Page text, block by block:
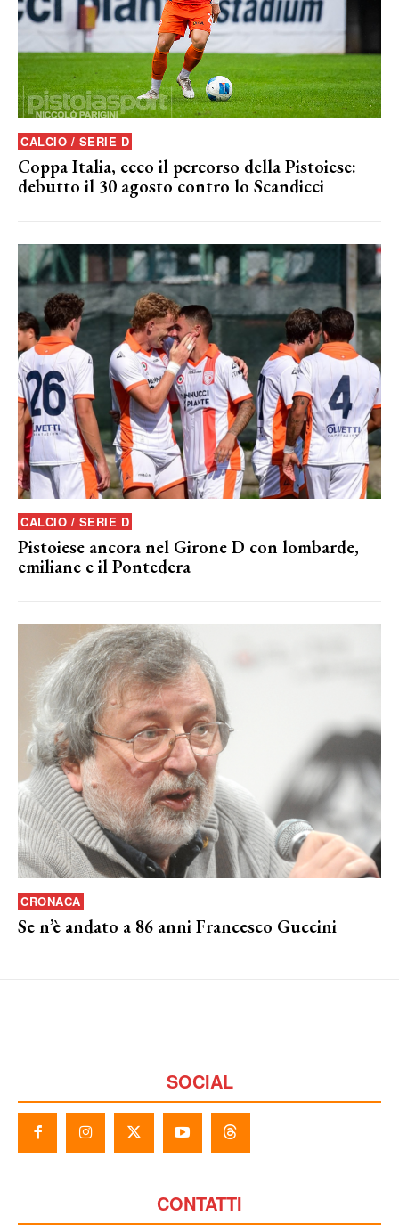
CALCIO / SERIE D
Coppa Italia, ecco il percorso della Pistoiese:
debutto il 30 agosto contro lo Scandicci
CALCIO / SERIE D
Pistoiese ancora nel Girone D con lombarde,
emiliane e il Pontedera
CRONACA
Se n’è andato a 86 anni Francesco Guccini
SOCIAL
CONTATTI